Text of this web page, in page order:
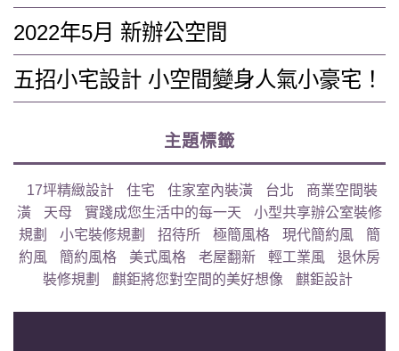
2022年5月 新辦公空間
五招小宅設計 小空間變身人氣小豪宅！
主題標籤
17坪精緻設計 住宅 住家室內裝潢 台北
商業空間裝
潢
天母 實踐成您生活中的每一天
小型共享辦公室裝修
規劃
小宅裝修規劃 招待所 極簡風格 現代簡約風
簡
約風
簡約風格 美式風格 老屋翻新 輕工業風
退休房
裝修規劃
麒鉅將您對空間的美好想像 麒鉅設計